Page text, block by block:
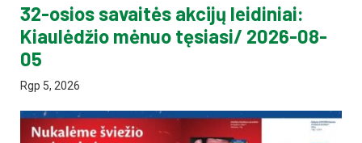
32-osios savaitės akcijų leidiniai:
Kiaulėdžio mėnuo tęsiasi/ 2026-08-
05
Rgp 5, 2026